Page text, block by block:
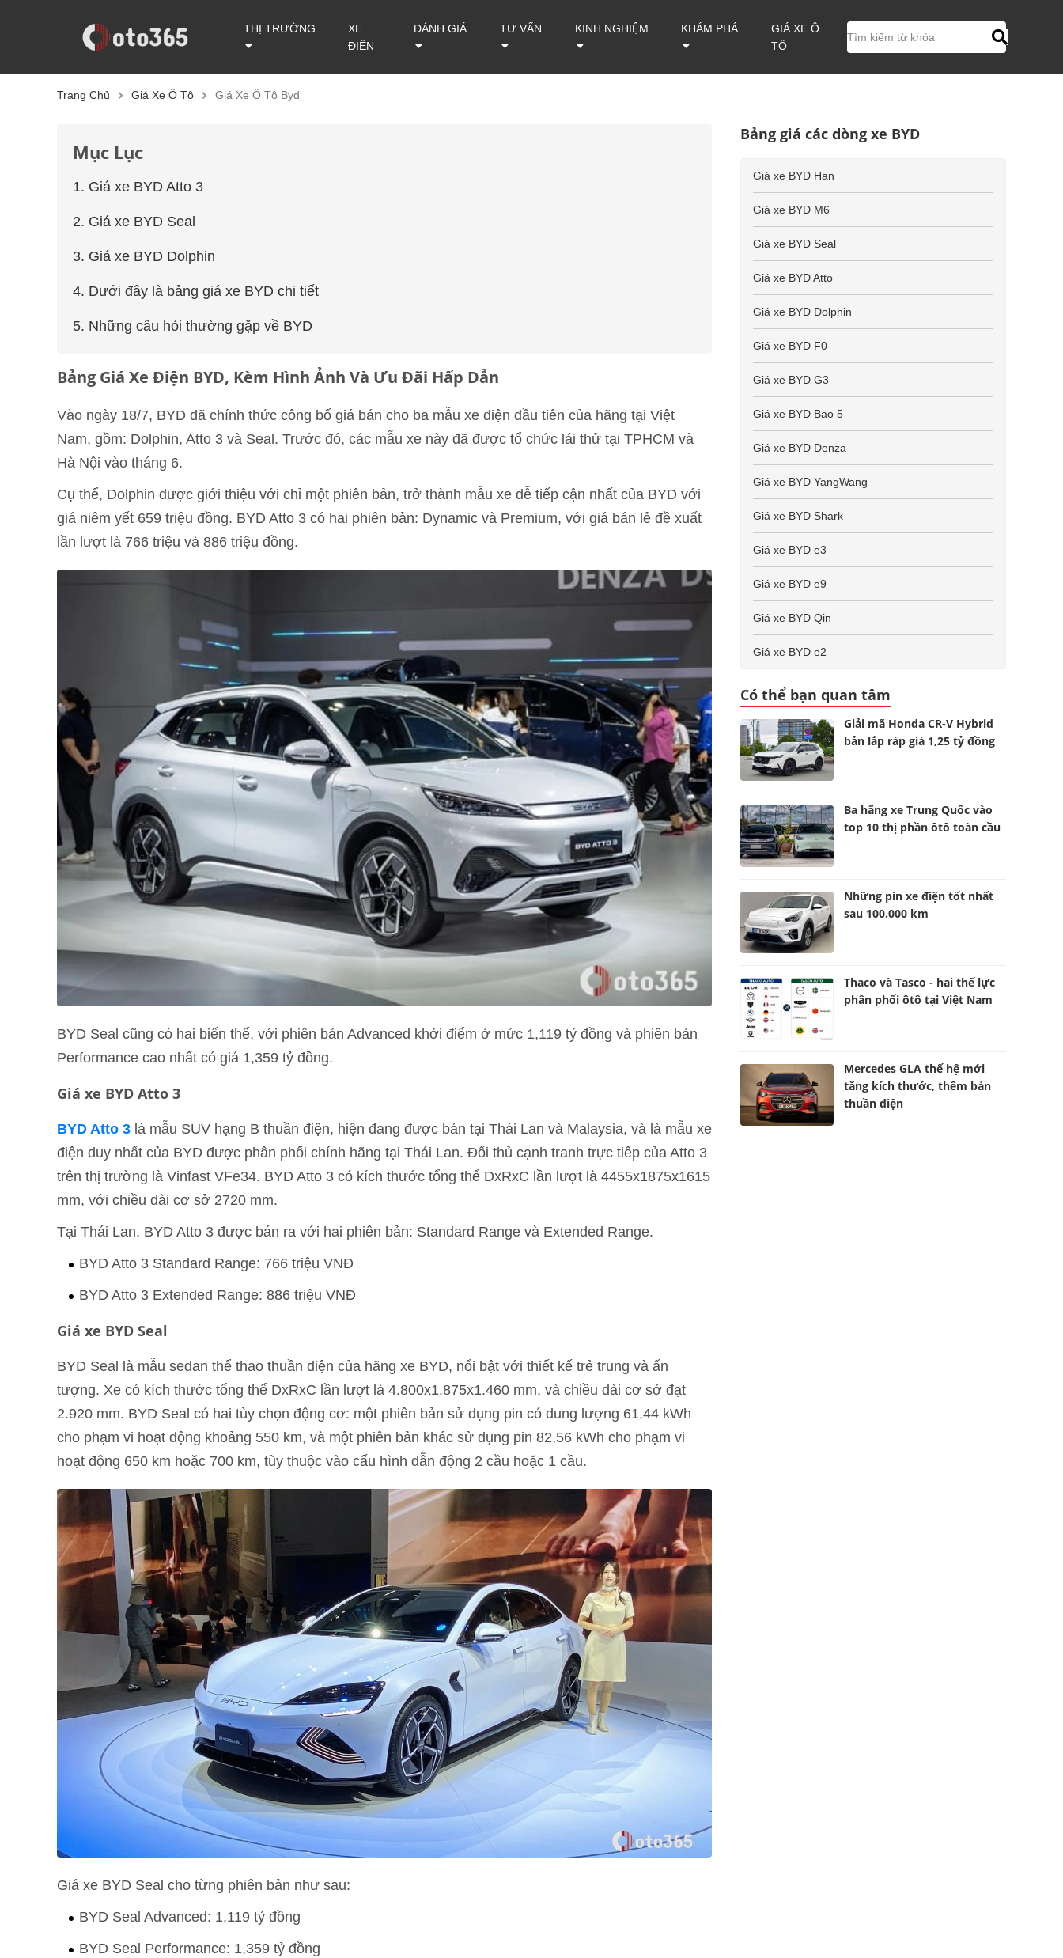
THỊ TRƯỜNG
XE
ĐIỆN
ĐÁNH GIÁ TƯ VẤN KINH NGHIỆM KHÁM PHÁ
GIÁ XE Ô
TÔ
Trang Chủ Giá Xe Ô Tô Giá Xe Ô Tô Byd
Mục Lục
1. Giá xe BYD Atto 3
2. Giá xe BYD Seal
3. Giá xe BYD Dolphin
4. Dưới đây là bảng giá xe BYD chi tiết
5. Những câu hỏi thường gặp về BYD
Bảng Giá Xe Điện BYD, Kèm Hình Ảnh Và Ưu Đãi Hấp Dẫn
Vào ngày 18/7, BYD đã chính thức công bố giá bán cho ba mẫu xe điện đầu tiên của hãng tại Việt
Nam, gồm: Dolphin, Atto 3 và Seal. Trước đó, các mẫu xe này đã được tổ chức lái thử tại TPHCM và
Hà Nội vào tháng 6.
Cụ thể, Dolphin được giới thiệu với chỉ một phiên bản, trở thành mẫu xe dễ tiếp cận nhất của BYD với
giá niêm yết 659 triệu đồng. BYD Atto 3 có hai phiên bản: Dynamic và Premium, với giá bán lẻ đề xuất
lần lượt là 766 triệu và 886 triệu đồng.
BYD Seal cũng có hai biến thể, với phiên bản Advanced khởi điểm ở mức 1,119 tỷ đồng và phiên bản
Performance cao nhất có giá 1,359 tỷ đồng.
Giá xe BYD Atto 3
BYD Atto 3 là mẫu SUV hạng B thuần điện, hiện đang được bán tại Thái Lan và Malaysia, và là mẫu xe
điện duy nhất của BYD được phân phối chính hãng tại Thái Lan. Đối thủ cạnh tranh trực tiếp của Atto 3
trên thị trường là Vinfast VFe34. BYD Atto 3 có kích thước tổng thể DxRxC lần lượt là 4455x1875x1615
mm, với chiều dài cơ sở 2720 mm.
Tại Thái Lan, BYD Atto 3 được bán ra với hai phiên bản: Standard Range và Extended Range.
BYD Atto 3 Standard Range: 766 triệu VNĐ
BYD Atto 3 Extended Range: 886 triệu VNĐ
Giá xe BYD Seal
BYD Seal là mẫu sedan thể thao thuần điện của hãng xe BYD, nổi bật với thiết kế trẻ trung và ấn
tượng. Xe có kích thước tổng thể DxRxC lần lượt là 4.800x1.875x1.460 mm, và chiều dài cơ sở đạt
2.920 mm. BYD Seal có hai tùy chọn động cơ: một phiên bản sử dụng pin có dung lượng 61,44 kWh
cho phạm vi hoạt động khoảng 550 km, và một phiên bản khác sử dụng pin 82,56 kWh cho phạm vi
hoạt động 650 km hoặc 700 km, tùy thuộc vào cấu hình dẫn động 2 cầu hoặc 1 cầu.
Giá xe BYD Seal cho từng phiên bản như sau:
BYD Seal Advanced: 1,119 tỷ đồng
BYD Seal Performance: 1,359 tỷ đồng
Bảng giá các dòng xe BYD
Giá xe BYD Han
Giá xe BYD M6
Giá xe BYD Seal
Giá xe BYD Atto
Giá xe BYD Dolphin
Giá xe BYD F0
Giá xe BYD G3
Giá xe BYD Bao 5
Giá xe BYD Denza
Giá xe BYD YangWang
Giá xe BYD Shark
Giá xe BYD e3
Giá xe BYD e9
Giá xe BYD Qin
Giá xe BYD e2
Có thể bạn quan tâm
Giải mã Honda CR-V Hybrid
bản lắp ráp giá 1,25 tỷ đồng
Ba hãng xe Trung Quốc vào
top 10 thị phần ôtô toàn cầu
Những pin xe điện tốt nhất
sau 100.000 km
Thaco và Tasco - hai thế lực
phân phối ôtô tại Việt Nam
Mercedes GLA thế hệ mới
tăng kích thước, thêm bản
thuần điện